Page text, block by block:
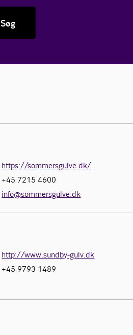
Søg
https://sommersgulve.dk/
+45 7215 4600
info@sommersgulve.dk
http://www.sundby-gulv.dk
+45 9793 1489